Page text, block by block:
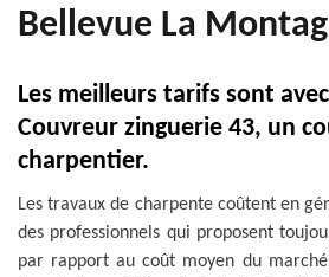
Bellevue La
Les meilleurs tarifs sont avec
Couvreur zinguerie 43, un
charpentier.
Les travaux de charpente coûtent en
des professionnels qui proposent
par rapport au coût moyen du